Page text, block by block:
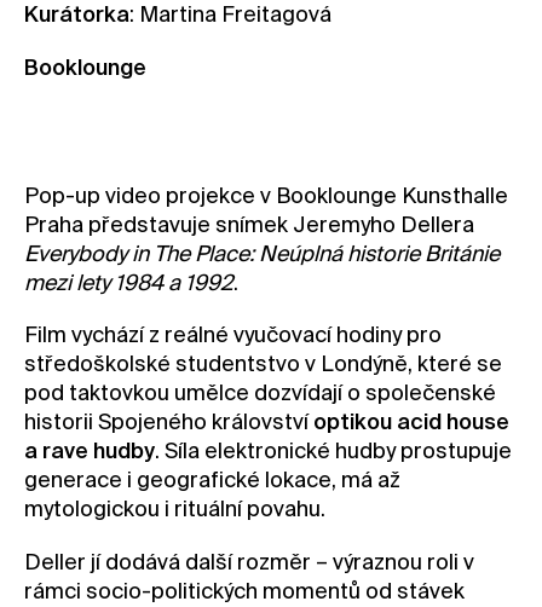
Kurátorka: Martina Freitagová
Booklounge
Pop-up video projekce v Booklounge Kunsthalle
Praha představuje snímek Jeremyho Dellera
Everybody in The Place: Neúplná historie Británie
mezi lety 1984 a 1992.
Film vychází z reálné vyučovací hodiny pro
středoškolské studentstvo v Londýně, které se
pod taktovkou umělce dozvídají o společenské
historii Spojeného království optikou acid house
a rave hudby. Síla elektronické hudby prostupuje
generace i geografické lokace, má až
mytologickou i rituální povahu.
Deller jí dodává další rozměr – výraznou roli v
rámci socio-politických momentů od stávek